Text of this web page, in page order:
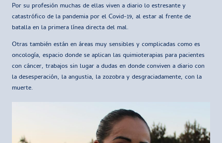
Por su profesión muchas de ellas viven a diario lo estresante y
catastrófico de la pandemia por el Covid-19, al estar al frente de
batalla en la primera línea directa del mal.
Otras también están en áreas muy sensibles y complicadas como es
oncología, espacio donde se aplican las quimioterapias para pacientes
con cáncer, trabajos sin lugar a dudas en donde conviven a diario con
la desesperación, la angustia, la zozobra y desgraciadamente, con la
muerte.